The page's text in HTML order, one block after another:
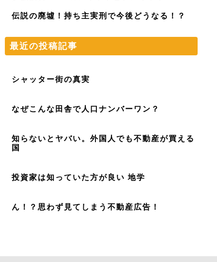
伝説の廃墟！持ち主実刑で今後どうなる！？
最近の投稿記事
シャッター街の真実
なぜこんな田舎で人口ナンバーワン？
知らないとヤバい。外国人でも不動産が買える
国
投資家は知っていた方が良い 地学
ん！？思わず見てしまう不動産広告！